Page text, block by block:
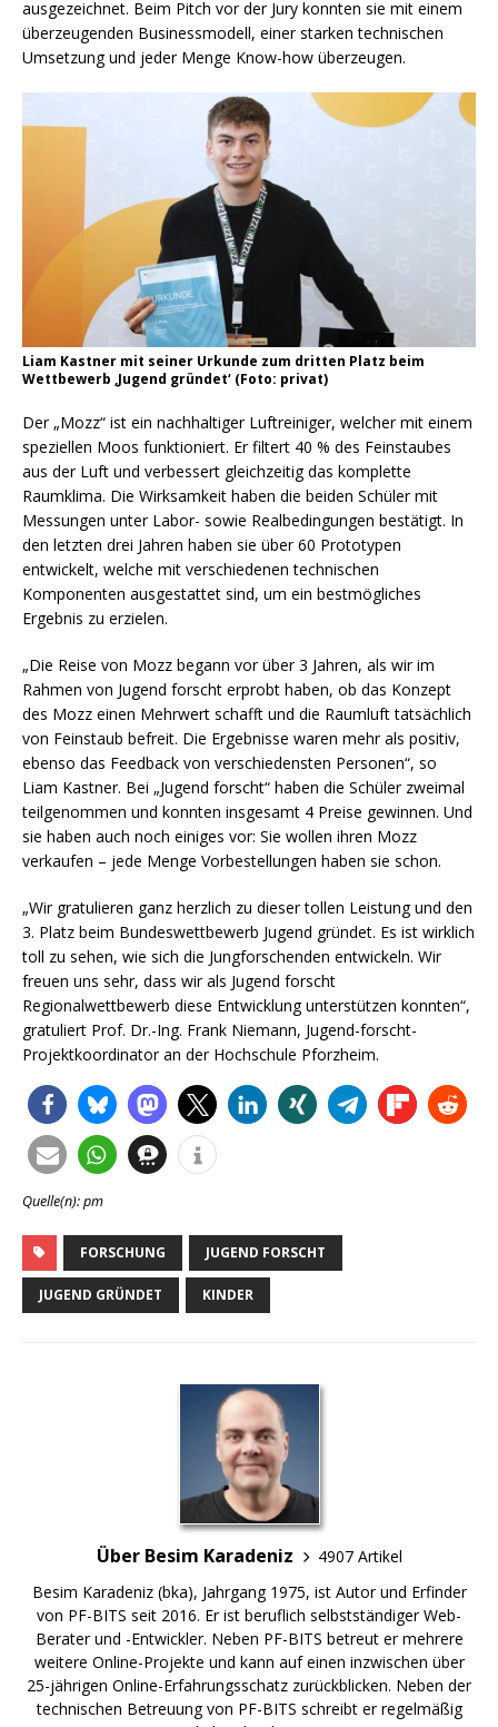
ausgezeichnet. Beim Pitch vor der Jury konnten sie mit einem
überzeugenden Businessmodell, einer starken technischen
Umsetzung und jeder Menge Know-how überzeugen.
Liam Kastner mit seiner Urkunde zum dritten Platz beim
Wettbewerb ‚Jugend gründet‘ (Foto: privat)
Der „Mozz“ ist ein nachhaltiger Luftreiniger, welcher mit einem
speziellen Moos funktioniert. Er filtert 40 % des Feinstaubes
aus der Luft und verbessert gleichzeitig das komplette
Raumklima. Die Wirksamkeit haben die beiden Schüler mit
Messungen unter Labor- sowie Realbedingungen bestätigt. In
den letzten drei Jahren haben sie über 60 Prototypen
entwickelt, welche mit verschiedenen technischen
Komponenten ausgestattet sind, um ein bestmögliches
Ergebnis zu erzielen.
„Die Reise von Mozz begann vor über 3 Jahren, als wir im
Rahmen von Jugend forscht erprobt haben, ob das Konzept
des Mozz einen Mehrwert schafft und die Raumluft tatsächlich
von Feinstaub befreit. Die Ergebnisse waren mehr als positiv,
ebenso das Feedback von verschiedensten Personen“, so
Liam Kastner. Bei „Jugend forscht“ haben die Schüler zweimal
teilgenommen und konnten insgesamt 4 Preise gewinnen. Und
sie haben auch noch einiges vor: Sie wollen ihren Mozz
verkaufen – jede Menge Vorbestellungen haben sie schon.
„Wir gratulieren ganz herzlich zu dieser tollen Leistung und den
3. Platz beim Bundeswettbewerb Jugend gründet. Es ist wirklich
toll zu sehen, wie sich die Jungforschenden entwickeln. Wir
freuen uns sehr, dass wir als Jugend forscht
Regionalwettbewerb diese Entwicklung unterstützen konnten“,
gratuliert Prof. Dr.-Ing. Frank Niemann, Jugend-forscht-
Projektkoordinator an der Hochschule Pforzheim.
Quelle(n): pm
FORSCHUNG JUGEND FORSCHT
JUGEND GRÜNDET KINDER
Über Besim Karadeniz
4907 Artikel
Besim Karadeniz (bka), Jahrgang 1975, ist Autor und Erfinder
von PF-BITS seit 2016. Er ist beruflich selbstständiger Web-
Berater und -Entwickler. Neben PF-BITS betreut er mehrere
weitere Online-Projekte und kann auf einen inzwischen über
25-jährigen Online-Erfahrungsschatz zurückblicken. Neben der
technischen Betreuung von PF-BITS schreibt er regelmäßig